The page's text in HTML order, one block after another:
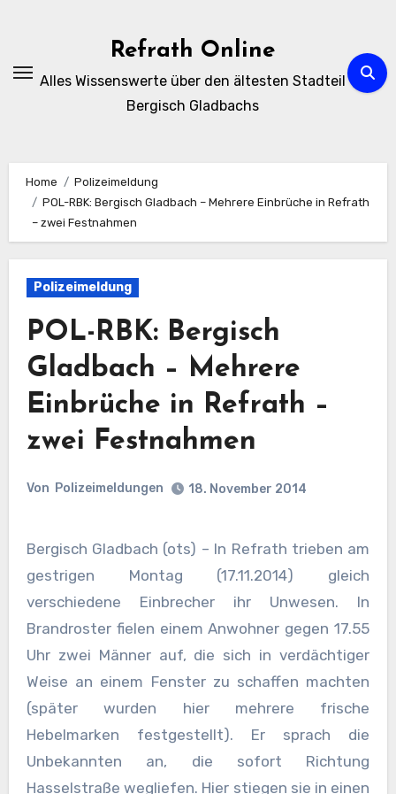
Refrath Online
Alles Wissenswerte über den ältesten Stadteil
Bergisch Gladbachs
Home
Polizeimeldung
POL-RBK: Bergisch Gladbach – Mehrere Einbrüche in Refrath
– zwei Festnahmen
Polizeimeldung
POL-RBK: Bergisch
Gladbach – Mehrere
Einbrüche in Refrath –
zwei Festnahmen
Von Polizeimeldungen 18. November 2014
Bergisch Gladbach (ots) – In Refrath trieben am
gestrigen Montag (17.11.2014) gleich
verschiedene Einbrecher ihr Unwesen. In
Brandroster fielen einem Anwohner gegen 17.55
Uhr zwei Männer auf, die sich in verdächtiger
Weise an einem Fenster zu schaffen machten
(später wurden hier mehrere frische
Hebelmarken festgestellt). Er sprach die
Unbekannten an, die sofort Richtung
Hasselstraße wegliefen. Hier stiegen sie in einen